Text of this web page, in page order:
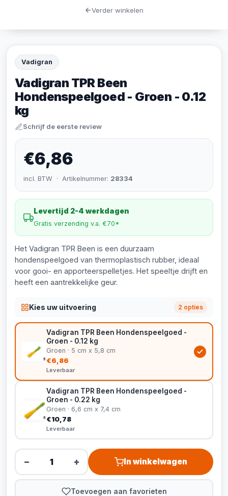
Vadigran
Vadigran TPR Been
Hondenspeelgoed - Groen - 0.12
kg
Schrijf de eerste review
€6,86
incl. BTW · Artikelnummer: 28334
Levertijd 2-4 werkdagen
Gratis verzending v.a. €70*
Het Vadigran TPR Been is een duurzaam
hondenspeelgoed van thermoplastisch rubber, ideaal
voor gooi- en apporteerspelletjes. Het speeltje drijft en
heeft een aantrekkelijke geur.
Kies uw uitvoering 2 opties
Vadigran TPR Been Hondenspeelgoed -
Groen - 0.12 kg
Groen · 5 cm x 5,8 cm
€6,86
Leverbaar
Vadigran TPR Been Hondenspeelgoed -
Groen - 0.22 kg
Groen · 6,6 cm x 7,4 cm
€10,78
Leverbaar
− + In winkelwagen
Toevoegen aan favorieten
Verder winkelen